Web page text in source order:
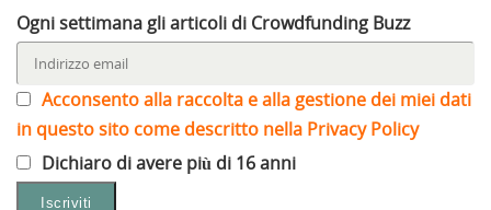
Ogni settimana gli articoli di Crowdfunding Buzz
Acconsento alla raccolta e alla gestione dei miei dati
in questo sito come descritto nella Privacy Policy
Dichiaro di avere più di 16 anni